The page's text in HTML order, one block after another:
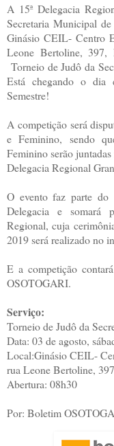
A 15ª Delegacia
Secretaria Municipal
Ginásio CEIL- Centro
Leone Bertoline,
Torneio de Judô da
Está chegando o dia
Semestre!
A competição será
e Feminino, sendo
Feminino serão juntadas
Delegacia Regional
O evento faz parte do
Delegacia e somará
Regional, cuja
2019 será realizado no
E a competição
OSOTOGARI.
Serviço:
Torneio de Judô da
Data: 03 de agosto,
Local:Ginásio CEIL-
rua Leone Bertoline,
Abertura: 08h30
Por: Boletim